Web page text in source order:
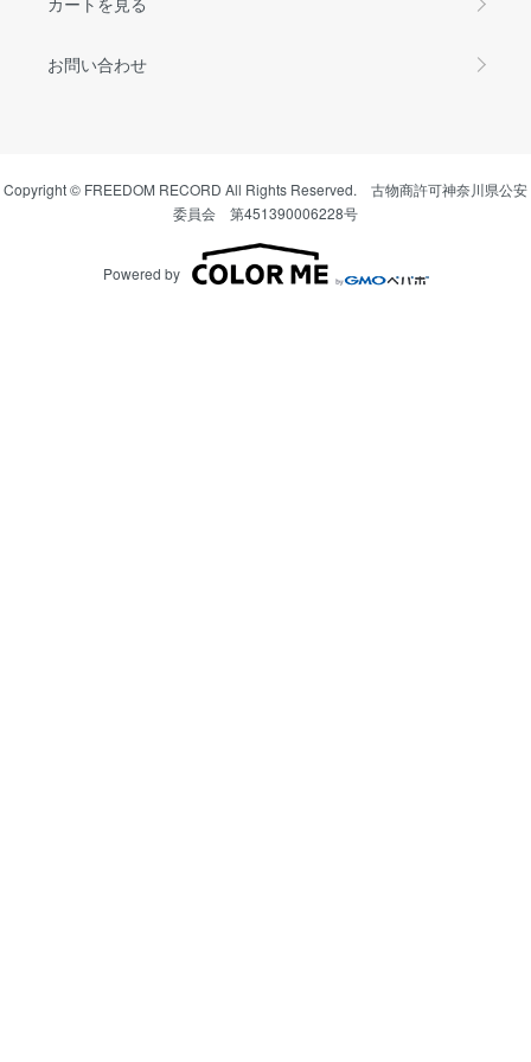
お問い合わせ
Copyright © FREEDOM RECORD All Rights Reserved. 古物商許可神奈川県公安
委員会 第451390006228号
Powered by